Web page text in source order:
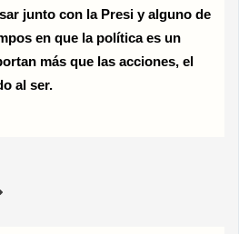
junto con la Presi y alguno de
en que la política es un
más que las acciones, el
al ser.